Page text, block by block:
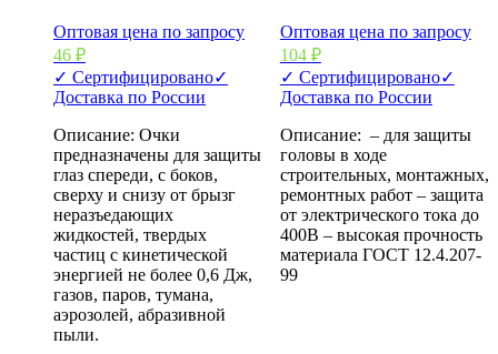
Оптовая цена по запросу
46 ₽
✓ Сертифицировано✓
Доставка по России
Описание: Очки
предназначены для защиты
глаз спереди, с боков,
сверху и снизу от брызг
неразъедающих
жидкостей, твердых
частиц с кинетической
энергией не более 0,6 Дж,
газов, паров, тумана,
аэрозолей, абразивной
пыли.
Оптовая цена по запросу
104 ₽
✓ Сертифицировано✓
Доставка по России
Описание: – для защиты
головы в ходе
строительных, монтажных,
ремонтных работ – защита
от электрического тока до
400В – высокая прочность
материала ГОСТ 12.4.207-
99